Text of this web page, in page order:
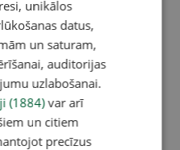
unikālos
datus,
un saturam,
auditorijas
uzlabošanai.
(1884)var arī
un citiem
precīzus